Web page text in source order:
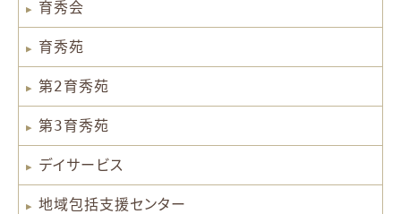
育秀会
育秀苑
第2育秀苑
第3育秀苑
デイサービス
地域包括支援センター